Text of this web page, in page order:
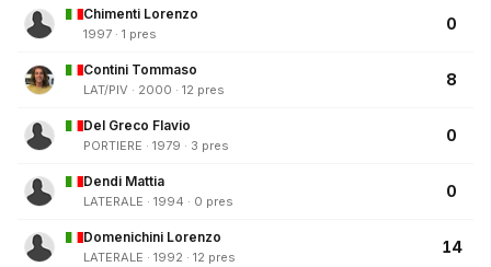
Chimenti Lorenzo
1997 · 1 pres
0
Contini Tommaso
LAT/PIV · 2000 · 12 pres
8
Del Greco Flavio
PORTIERE · 1979 · 3 pres
0
Dendi Mattia
LATERALE · 1994 · 0 pres
0
Domenichini Lorenzo
LATERALE · 1992 · 12 pres
14